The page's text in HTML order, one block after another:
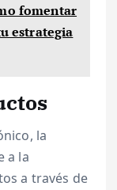
fomentar
estrategia
la
a la
a través de